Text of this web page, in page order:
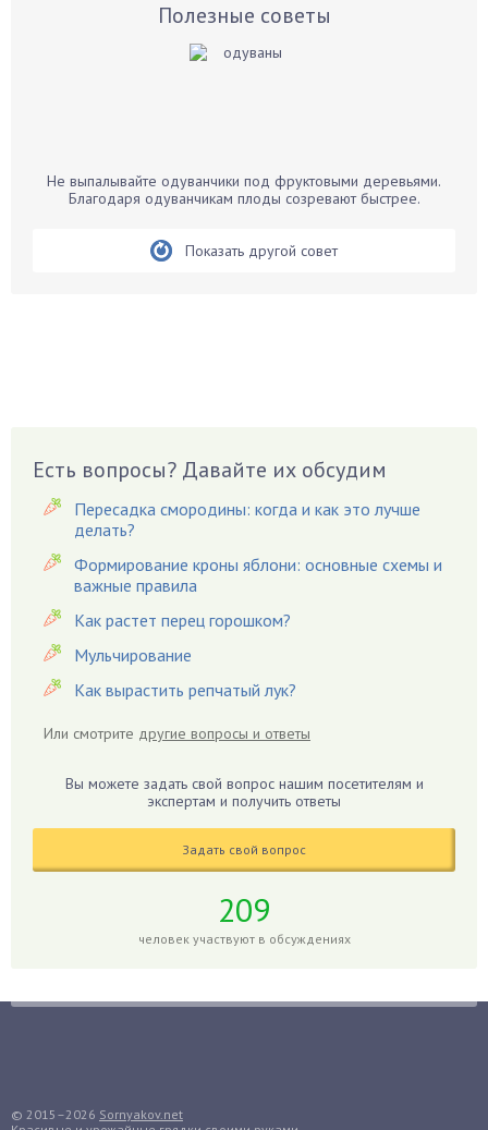
Бархатцы
Вазоны
Вешенки
Виноград
Вишня
Вредители
Гардения
Гацания
Гвоздики
Герань
Гиппеаструм
Гладиолусы
Груша
Полезные советы
Не выпалывайте одуванчики под фруктовыми деревьями.
Благодаря одуванчикам плоды созревают быстрее.
Показать другой совет
Есть вопросы? Давайте их обсудим
Пересадка смородины: когда и как это лучше
делать?
Формирование кроны яблони: основные схемы и
важные правила
Как растет перец горошком?
Мульчирование
Как вырастить репчатый лук?
Или смотрите другие вопросы и ответы
Вы можете задать свой вопрос нашим посетителям и
экспертам и получить ответы
Задать свой вопрос
209
человек участвуют в обсуждениях
© 2015–2026 Sornyakov.net